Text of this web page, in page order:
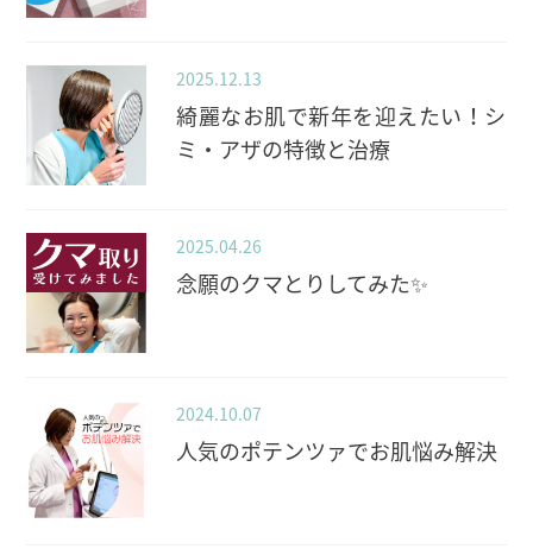
2025.12.13
綺麗なお肌で新年を迎えたい！シ
ミ・アザの特徴と治療
2025.04.26
念願のクマとりしてみた✨
2024.10.07
人気のポテンツァでお肌悩み解決